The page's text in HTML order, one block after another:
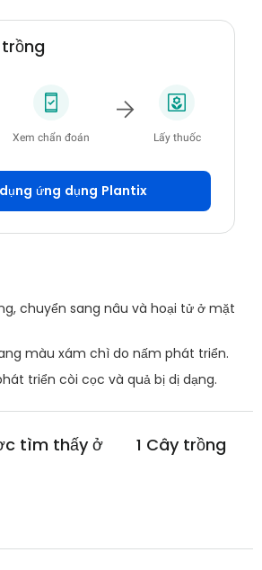
Xem chẩn đoán Lấy thuốc
ứng dụng Plantix
chuyển sang nâu và hoại tử ở mặt
màu xám chì do nấm phát triển.
triển còi cọc và quả bị dị dạng.
tìm thấy ở 1 Cây trồng